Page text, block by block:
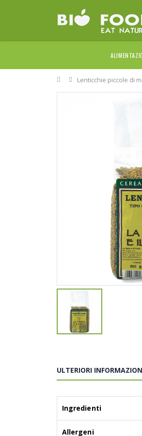
Home
Lenticchie piccole di
ULTERIORI
Ingredienti
Allergeni